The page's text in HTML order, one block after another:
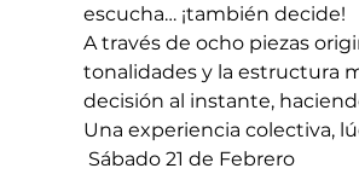
escucha… ¡también decide!
A través de ocho piezas
tonalidades y la estructura
decisión al instante,
Una experiencia colectiva,
Sábado 21 de Febrero